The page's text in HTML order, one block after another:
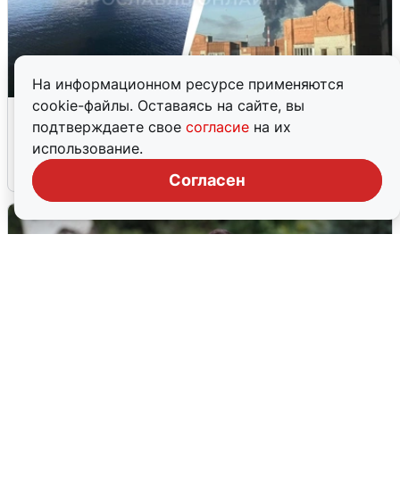
На информационном ресурсе применяются
cookie-файлы. Оставаясь на сайте, вы
подтверждаете свое согласие на их
использование.
Согласен
Ночная атака БПЛА на Ярославль:
попадания и последствия
6 августа